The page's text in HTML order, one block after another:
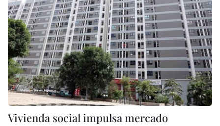
Vivienda social impulsa mercado